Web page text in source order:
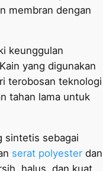
membran dengan
keunggulan
yang digunakan
terobosan teknologi
tahan lama untuk
sintetis sebagai
serat polyester dan